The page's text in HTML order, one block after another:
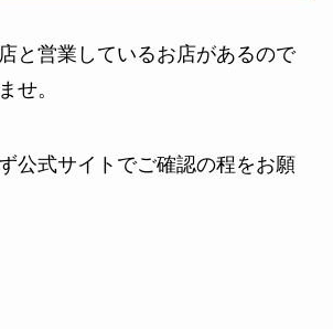
と営業しているお店があるので
せ。
公式サイトでご確認の程をお願